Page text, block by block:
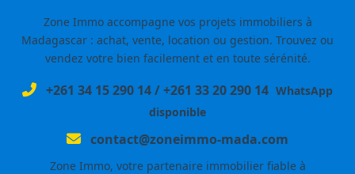
Zone Immo accompagne vos projets immobiliers à
Madagascar : achat, vente, location ou gestion. Trouvez ou
vendez votre bien facilement et en toute sérénité.
+261 34 15 290 14/+261 33 20 290 14 WhatsApp
disponible
contact@zoneimmo-mada.com
Zone Immo, votre partenaire immobilier fiable à